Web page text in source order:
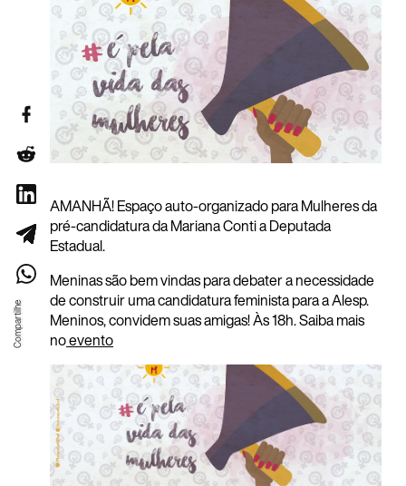
AMANHÃ! Espaço auto-organizado para Mulheres da
pré-candidatura da Mariana Conti a Deputada
Estadual.
Meninas são bem vindas para debater a necessidade
de construir uma candidatura feminista para a Alesp.
Meninos, convidem suas amigas! Às 18h. Saiba mais
noevento